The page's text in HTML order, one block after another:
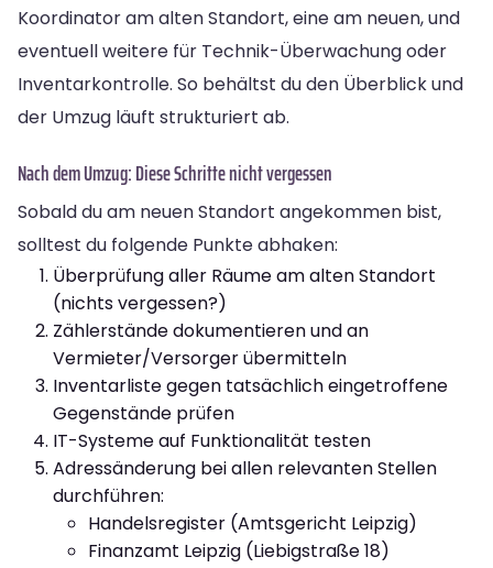
Koordinator am alten Standort, eine am neuen, und
eventuell weitere für Technik-Überwachung oder
Inventarkontrolle. So behältst du den Überblick und
der Umzug läuft strukturiert ab.
Nach dem Umzug: Diese Schritte nicht vergessen
Sobald du am neuen Standort angekommen bist,
solltest du folgende Punkte abhaken:
Überprüfung aller Räume am alten Standort
(nichts vergessen?)
Zählerstände dokumentieren und an
Vermieter/Versorger übermitteln
Inventarliste gegen tatsächlich eingetroffene
Gegenstände prüfen
IT-Systeme auf Funktionalität testen
Adressänderung bei allen relevanten Stellen
durchführen:
Handelsregister (Amtsgericht Leipzig)
Finanzamt Leipzig (Liebigstraße 18)